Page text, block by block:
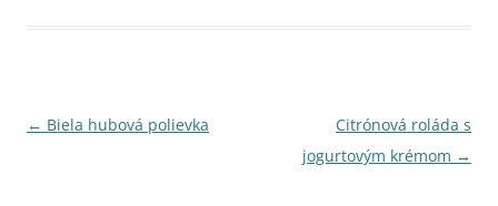
Navigácia
← Biela hubová polievka
Citrónová roláda s
jogurtovým krémom →